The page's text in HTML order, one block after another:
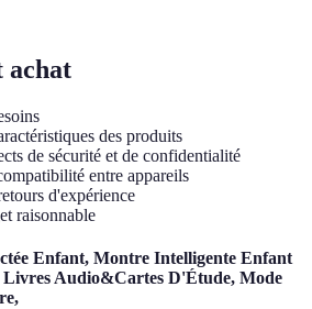
achat
des produits
de sécurité et de confidentialité
entre appareils
d'expérience
raisonnable
Enfant, Montre Intelligente Enfant
Livres Audio&Cartes D'Étude, Mode